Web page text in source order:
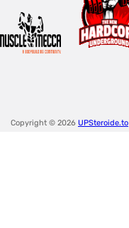
Copyright © 2026 UPSteroide.to